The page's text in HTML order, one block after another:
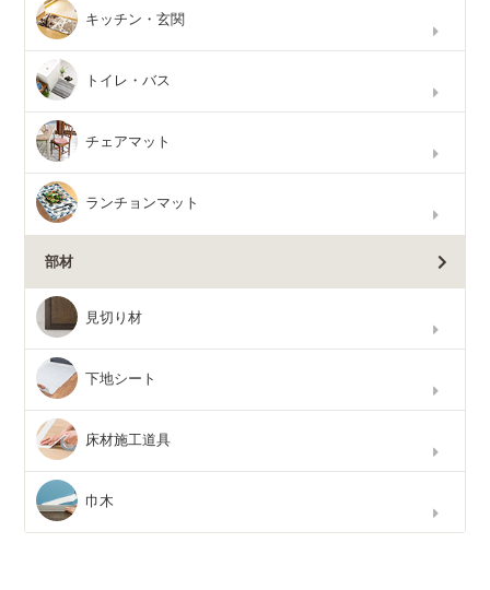
キッチン・玄関
トイレ・バス
チェアマット
ランチョンマット
部材
見切り材
下地シート
床材施工道具
巾木